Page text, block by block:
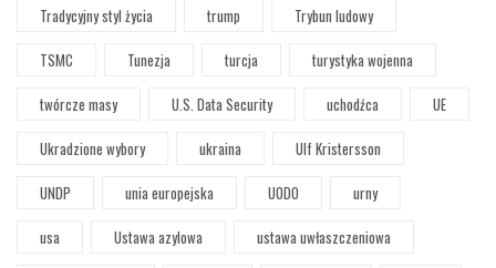
Tradycyjny styl życia
trump
Trybun ludowy
TSMC
Tunezja turcja
turystyka wojenna
twórcze masy
U.S. Data Security uchodźca
UE
Ukradzione wybory
ukraina
Ulf Kristersson
UNDP
unia europejska UODO
urny
usa
Ustawa azylowa
ustawa uwłaszczeniowa